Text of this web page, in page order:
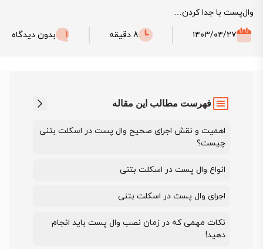
وال‌پست با جدا کردن…
۱۴۰۳/۰۴/۲۷
8 دقیقه بدون دیدگاه
فهرست مطالب این مقاله
اهمیت و نقش اجرای صحیح وال پست در اسکلت بتنی
چیست؟
انواع وال‌ پست در اسکلت بتنی
اجرای وال پست در اسکلت بتنی
نکات مهمی که در زمان نصب وال پست باید انجام
دهید!